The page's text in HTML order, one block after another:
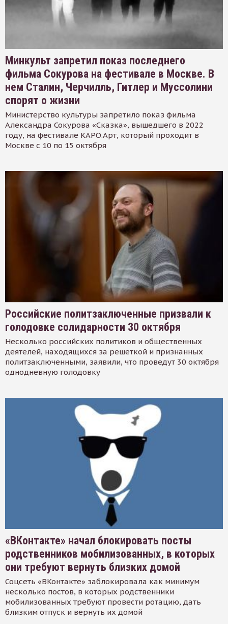
Минкульт запретил показ последнего
фильма Сокурова на фестивале в Москве. В
нем Сталин, Черчилль, Гитлер и Муссолини
спорят о жизни
Министерство культуры запретило показ фильма
Александра Сокурова «Сказка», вышедшего в 2022
году, на фестивале КАРО.Арт, который проходит в
Москве с 10 по 15 октября
Российские политзаключенные призвали к
голодовке солидарности 30 октября
Несколько российских политиков и общественных
деятелей, находящихся за решеткой и признанных
политзаключенными, заявили, что проведут 30 октября
однодневную голодовку
«ВКонтакте» начал блокировать посты
родственников мобилизованных, в которых
они требуют вернуть близких домой
Соцсеть «ВКонтакте» заблокировала как минимум
несколько постов, в которых родственники
мобилизованных требуют провести ротацию, дать
близким отпуск и вернуть их домой